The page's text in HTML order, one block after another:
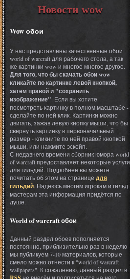
Новости wow
Wow обои
У нас представлены качественные обои
world of warcraft для рабочего стола, а так
же картинки wow и многое многое другое.
Для того, что бы скачать обои wow
кликайте по картинке левой кнопкой,
затем правой и "сохранить
изображение". Если вы хотите
посмотреть картинку в полном масштабе -
сделайте по ней клик. Картинки можно
двигать, зажав левую кнопку мыши, что бы
свернуть картинку в первоначальный
размер - кликните по ней правой кнопкой
мыши, или нажмите эскейп.
С недавнего времени сборник юмора world
of warcraft предоставляет некоторые услуги
для гильдий. Подробнее вы можете
почитать об этом на странице для
гильдий. Надеюсь многим игрокам и гильд
мастерам эта информация придётся по
душе.
World of warcraft обои
Данный раздел обоев пополняется
постоянно, приблизительно раз в неделю
мы публикуем 7-10 материалов, которые
смело можно отнести к "world of warcraft
wallpapers". К сожалению, данный раздел в